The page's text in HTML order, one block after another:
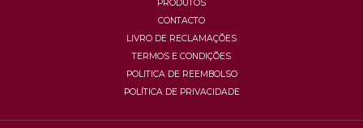
PRODUTOS
CONTACTO
LIVRO DE RECLAMAÇÕES
TERMOS E CONDIÇÕES
POLITICA DE REEMBOLSO
POLÍTICA DE PRIVACIDADE